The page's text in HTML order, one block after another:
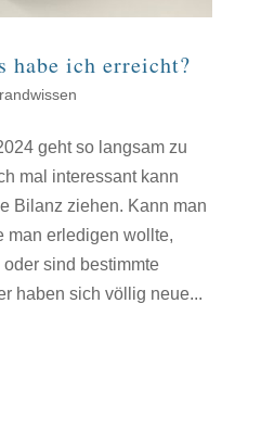
habe ich erreicht?
geht so langsam zu
mal interessant kann
Bilanz ziehen. Kann man
man erledigen wollte,
sind bestimmte
haben sich völlig neue...